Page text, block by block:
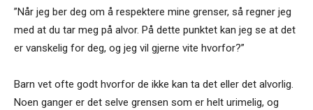
”Når jeg ber deg om å respektere mine grenser, så regner jeg
med at du tar meg på alvor. På dette punktet kan jeg se at det
er vanskelig for deg, og jeg vil gjerne vite hvorfor?”
Barn vet ofte godt hvorfor de ikke kan ta det eller det alvorlig.
Noen ganger er det selve grensen som er helt urimelig, og